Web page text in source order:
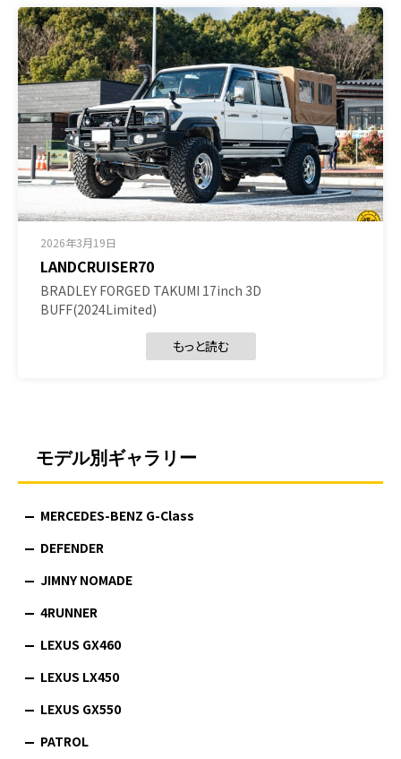
2026年3月19日
LANDCRUISER70
BRADLEY FORGED TAKUMI 17inch 3D
BUFF(2024Limited)
もっと読む
モデル別ギャラリー
MERCEDES-BENZ G-Class
DEFENDER
JIMNY NOMADE
4RUNNER
LEXUS GX460
LEXUS LX450
LEXUS GX550
PATROL